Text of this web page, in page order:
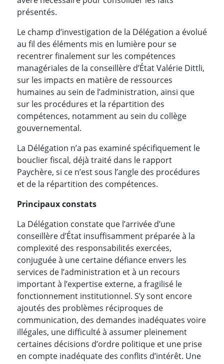
présentés.
Le champ d’investigation de la Délégation a évolué
au fil des éléments mis en lumière pour se
recentrer finalement sur les compétences
managériales de la conseillère d’État Valérie Dittli,
sur les impacts en matière de ressources
humaines au sein de l’administration, ainsi que
sur les procédures et la répartition des
compétences, notamment au sein du collège
gouvernemental.
La Délégation n’a pas examiné spécifiquement le
bouclier fiscal, déjà traité dans le rapport
Paychère, si ce n’est sous l’angle des procédures
et de la répartition des compétences.
Principaux constats
La Délégation constate que l’arrivée d’une
conseillère d’État insuffisamment préparée à la
complexité des responsabilités exercées,
conjuguée à une certaine défiance envers les
services de l’administration et à un recours
important à l’expertise externe, a fragilisé le
fonctionnement institutionnel. S’y sont encore
ajoutés des problèmes réciproques de
communication, des demandes inadéquates voire
illégales, une difficulté à assumer pleinement
certaines décisions d’ordre politique et une prise
en compte inadéquate des conflits d’intérêt. Une